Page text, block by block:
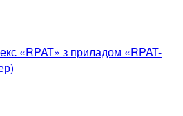
«RPAT» з приладом «RPAT-